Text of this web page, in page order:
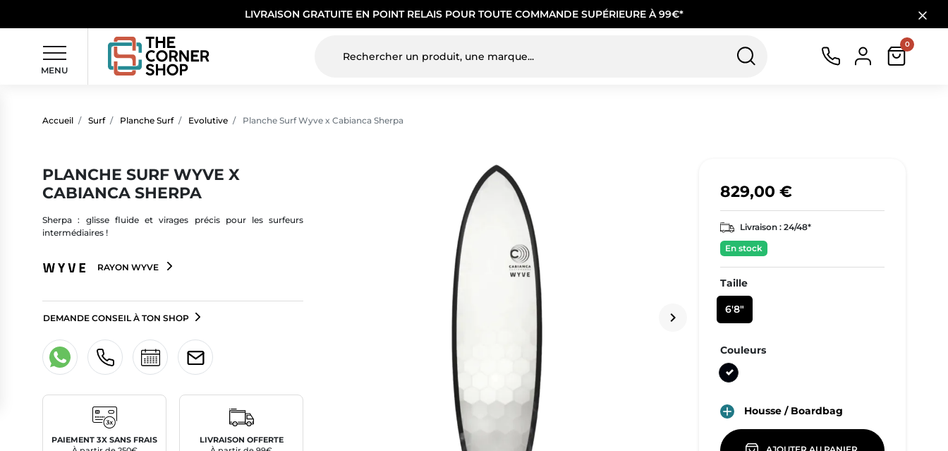
LIVRAISON GRATUITE EN POINT RELAIS POUR TOUTE COMMANDE SUPÉRIEURE À 99€*
MENU
0
Accueil Surf Planche Surf Evolutive Planche Surf Wyve x Cabianca Sherpa
Suivant
keyboard_arrow_right
PLANCHE SURF WYVE X
CABIANCA SHERPA
Sherpa : glisse fluide et virages précis pour les surfeurs
intermédiaires !
RAYON WYVE
DEMANDE CONSEIL À TON SHOP
PAIEMENT 3X SANS FRAIS
LIVRAISON OFFERTE
829,00 €
Livraison :24/48*
En stock
Taille
6'8"
Couleurs
Noir
 Housse / Boardbag